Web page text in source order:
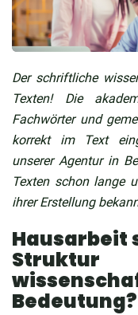
Der schriftliche
Texten! Die
Fachwörter und
korrekt im Text
unserer Agentur in
Texten schon lange
ihrer Erstellung
Hausarbeit
Bedeutung?